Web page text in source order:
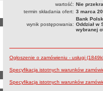
wartość: Nie
termin składania ofert: 3 marca
wynik postępowania:
Bank
Oddział w
wybranej
Ogłoszenie o zamówieniu - usługi
Specyfikacja istotnych warunków
Specyfikacja istotnych warunków